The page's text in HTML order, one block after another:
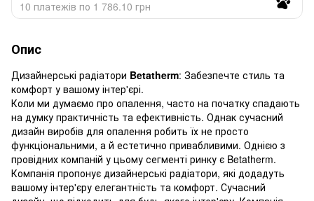
10 платежів по 1 786.10 грн
Опис
Дизайнерські радіатори Betatherm: Забезпечте стиль та
комфорт у вашому інтер'єрі.
Коли ми думаємо про опалення, часто на початку спадають
на думку практичність та ефективність. Однак сучасний
дизайн виробів для опалення робить їх не просто
функціональними, а й естетично привабливими. Однією з
провідних компаній у цьому сегменті ринку є Betatherm.
Компанія пропонує дизайнерські радіатори, які додадуть
вашому інтер'єру елегантність та комфорт. Сучасний